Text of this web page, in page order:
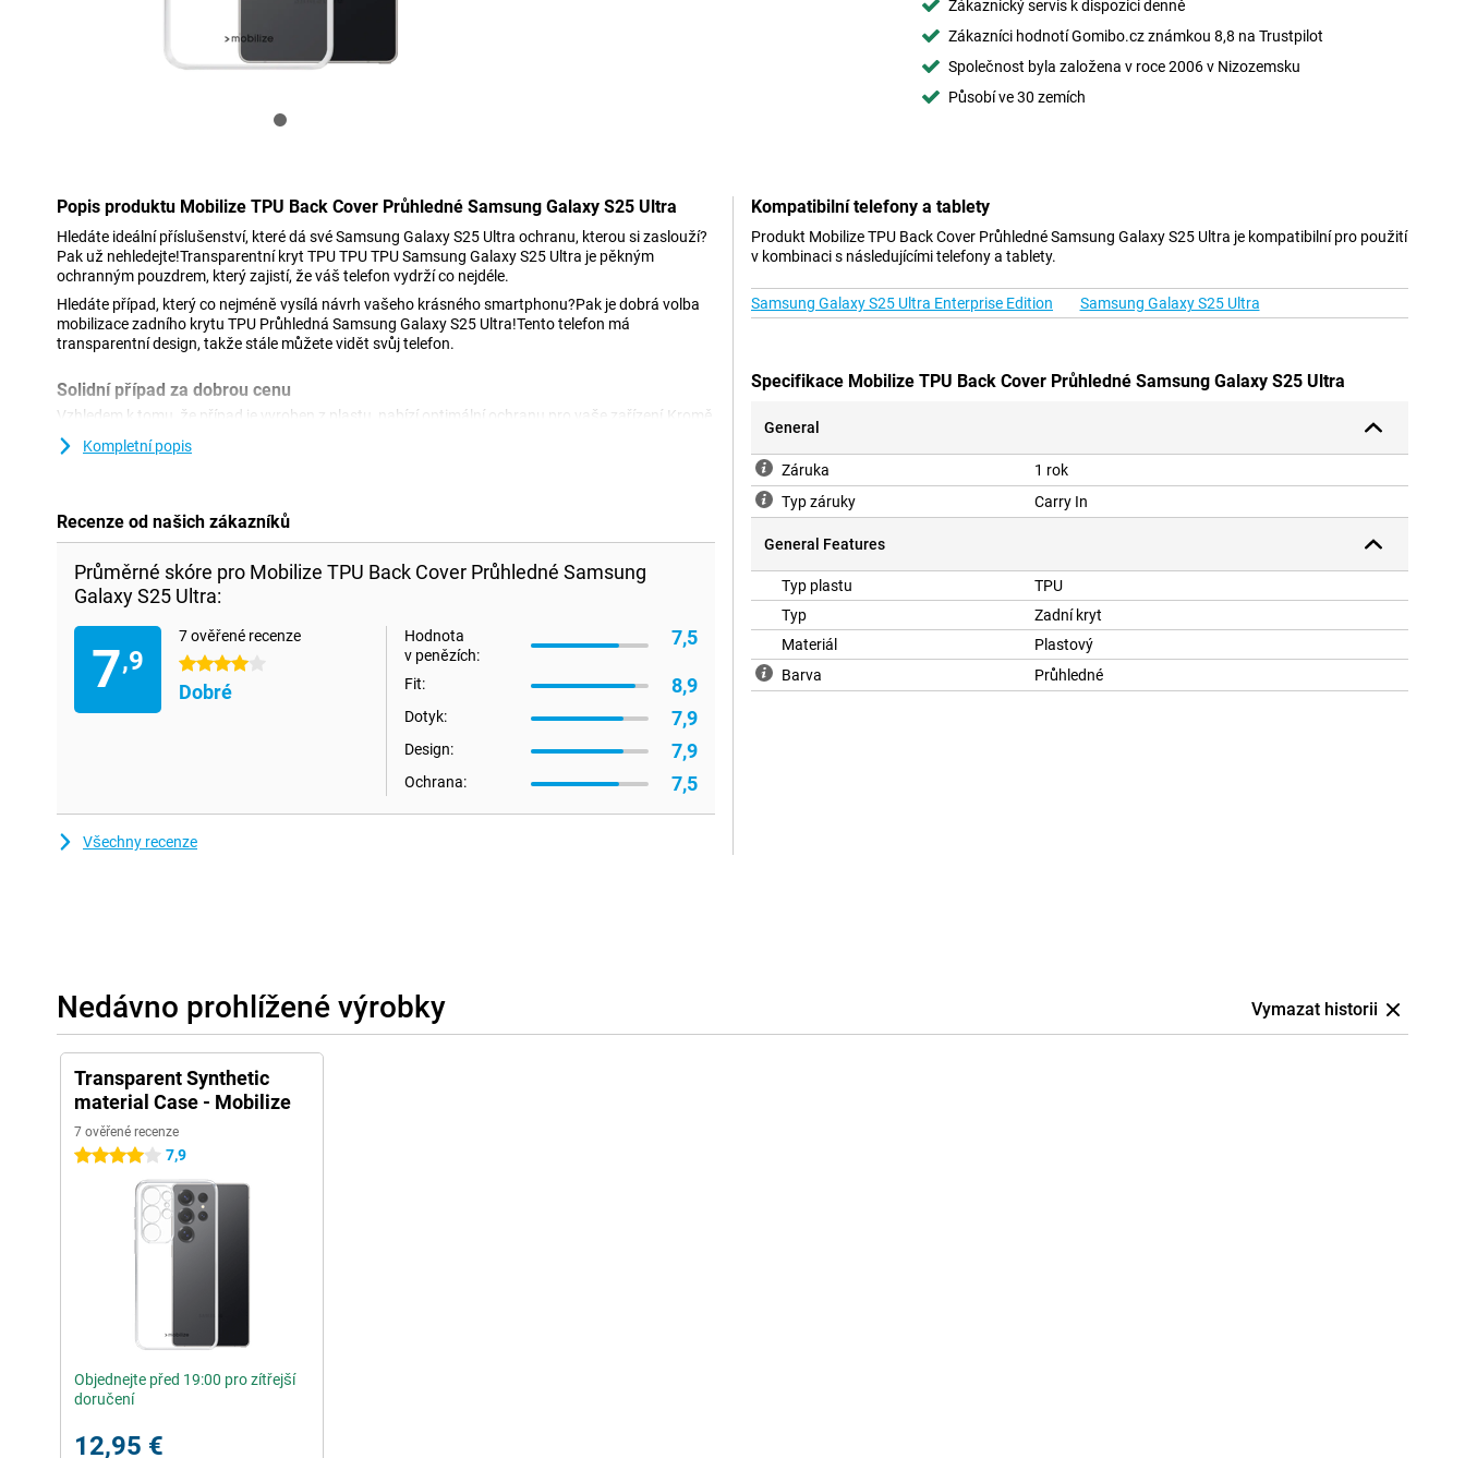
Zákaznický servis k dispozici denně
Zákazníci hodnotí Gomibo.cz známkou 8,8 na Trustpilot
Společnost byla založena v roce 2006 v Nizozemsku
Působí ve 30 zemích
Popis produktu Mobilize TPU Back Cover Průhledné Samsung Galaxy S25 Ultra
Hledáte ideální příslušenství, které dá své Samsung Galaxy S25 Ultra ochranu, kterou si zaslouží?
Pak už nehledejte!Transparentní kryt TPU TPU TPU Samsung Galaxy S25 Ultra je pěkným
ochranným pouzdrem, který zajistí, že váš telefon vydrží co nejdéle.
Hledáte případ, který co nejméně vysílá návrh vašeho krásného smartphonu?Pak je dobrá volba
mobilizace zadního krytu TPU Průhledná Samsung Galaxy S25 Ultra!Tento telefon má
transparentní design, takže stále můžete vidět svůj telefon.
Solidní případ za dobrou cenu
Vzhledem k tomu, že případ je vyroben z plastu, nabízí optimální ochranu pro vaše zařízení.Kromě
toho plastové kryty často nejsou tak drahé jako jiné kryty.Se zadní obálkou chráníte zařízení a
dáte telefonu nový vzhled!Tento typ pouzdra pokrývá zadní a stranu smartphonu, aby na něj
materiálu se případ dokonale hodí na vaše zařízení.Kromě toho s tímto pouzdrem TPU zabráníte
škrábancem a promáčkám přes ostré předměty, nečistoty, prach a pády.
Kompletní popis
Recenze od našich zákazníků
Průměrné skóre pro Mobilize TPU Back Cover Průhledné Samsung
Galaxy S25 Ultra:
7,9
7 ověřené recenze
4 hvězdičky
Dobré
Hodnota
v penězích:
7,5
Fit: 8,9
Dotyk: 7,9
Design: 7,9
Ochrana: 7,5
Všechny recenze
Kompatibilní telefony a tablety
Produkt Mobilize TPU Back Cover Průhledné Samsung Galaxy S25 Ultra je kompatibilní pro použití
v kombinaci s následujícími telefony a tablety.
Samsung Galaxy S25 Ultra Enterprise Edition Samsung Galaxy S25 Ultra
Specifikace Mobilize TPU Back Cover Průhledné Samsung Galaxy S25 Ultra
General
Záruka
1 rok
Typ záruky
Carry In
General Features
Typ plastu
TPU
Typ
Zadní kryt
Materiál
Plastový
Barva
Průhledné
Nedávno prohlížené výrobky Vymazat historii
Transparent Synthetic
material Case - Mobilize
7 ověřené recenze
4 hvězdičky 7,9
Objednejte před 19:00 pro zítřejší
doručení
12,95 €